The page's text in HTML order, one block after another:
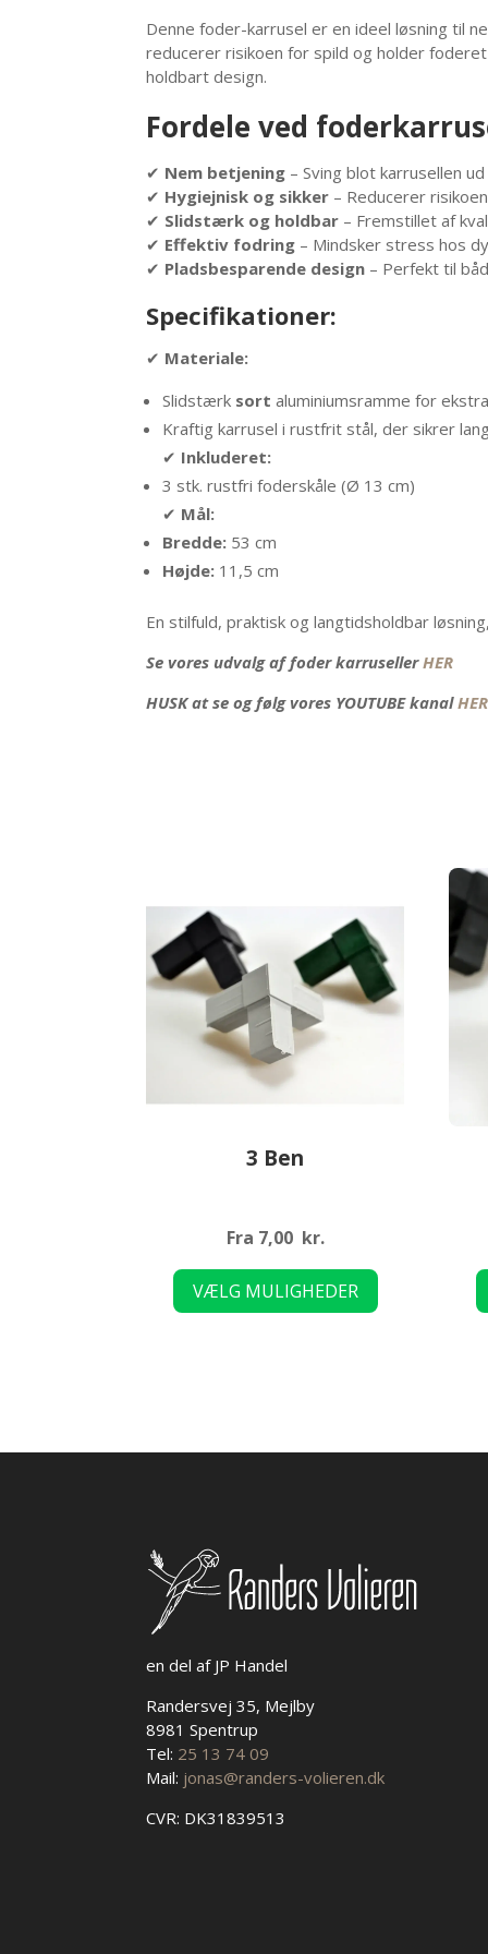
Denne foder-karrusel er en ideel løsning til
reducerer risikoen for spild og holder
holdbart design.
Fordele ved
✔ Nem betjening – Sving blot karrusellen
✔ Hygiejnisk og sikker – Reducerer
✔ Slidstærk og holdbar – Fremstillet af
✔ Effektiv fodring – Mindsker stress hos
✔ Pladsbesparende design – Perfekt til
Specifikationer:
✔ Materiale:
Slidstærk sort aluminiumsramme for
Kraftig karrusel i rustfrit stål, der sikrer
✔ Inkluderet:
3 stk. rustfri foderskåle (Ø 13 cm)
✔ Mål:
Bredde: 53 cm
Højde: 11,5 cm
En stilfuld, praktisk og langtidsholdbar
Se vores udvalg af foder karrusellerHER
HUSK at se og følg vores YOUTUBE kanalHER
3 Ben
Fra 7,00 kr.
VÆLG MULIGHEDER
en del af JP Handel
Randersvej 35, Mejlby
8981 Spentrup
Tel: 25 13 74 09
Mail: jonas@randers-volieren.dk
CVR: DK31839513